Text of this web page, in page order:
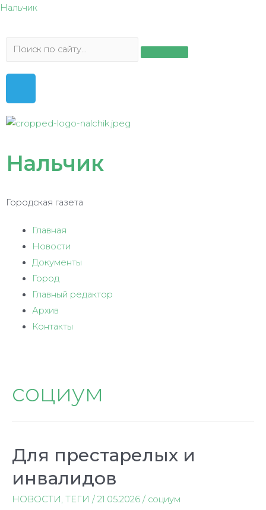
Нальчик
Нальчик
Городская газета
Главная
Новости
Документы
Город
Главный редактор
Архив
Контакты
социум
Для престарелых и
инвалидов
НОВОСТИ, ТЕГИ / 21.05.2026 / социум